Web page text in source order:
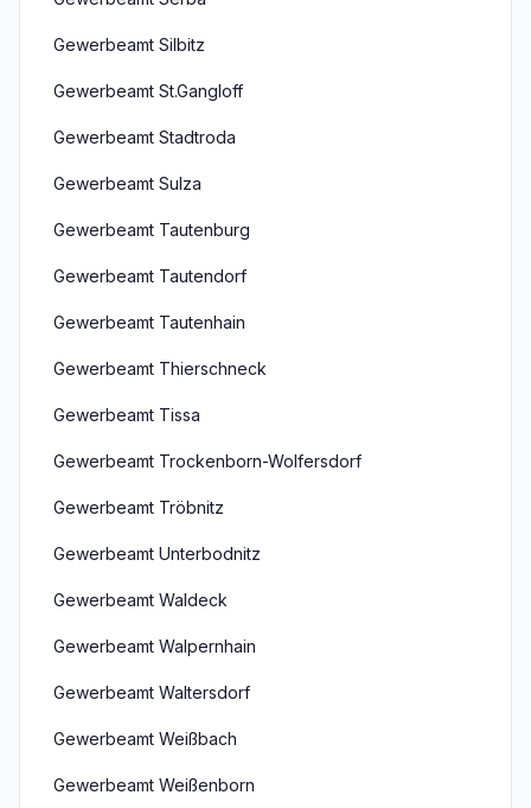
Gewerbeamt Silbitz
Gewerbeamt St.Gangloff
Gewerbeamt Stadtroda
Gewerbeamt Sulza
Gewerbeamt Tautenburg
Gewerbeamt Tautendorf
Gewerbeamt Tautenhain
Gewerbeamt Thierschneck
Gewerbeamt Tissa
Gewerbeamt Trockenborn-Wolfersdorf
Gewerbeamt Tröbnitz
Gewerbeamt Unterbodnitz
Gewerbeamt Waldeck
Gewerbeamt Walpernhain
Gewerbeamt Waltersdorf
Gewerbeamt Weißbach
Gewerbeamt Weißenborn